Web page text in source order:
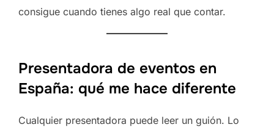
consigue cuando tienes algo real que contar.
Presentadora de eventos en
España: qué me hace diferente
Cualquier presentadora puede leer un guión. Lo